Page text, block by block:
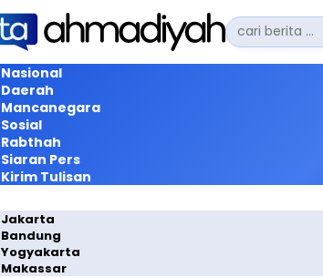
Pencarian
untuk:
Nasional
Daerah
Mancanegara
Sosial
Rabthah
Siaran Pers
Kirim Tulisan
Jakarta
Bandung
Yogyakarta
Makassar